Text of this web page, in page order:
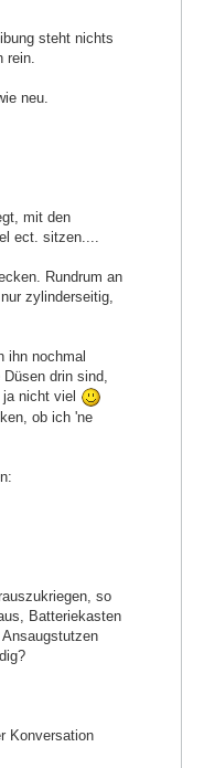
steht nichts
rein.
neu.
mit den
ect. sitzen....
Rundrum an
zylinderseitig,
ihn nochmal
drin sind,
nicht viel
ob ich 'ne
so
Batteriekasten
Konversation